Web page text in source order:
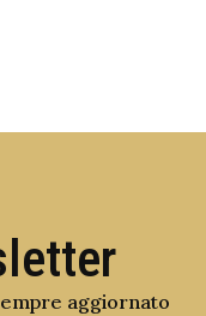
aggiornato